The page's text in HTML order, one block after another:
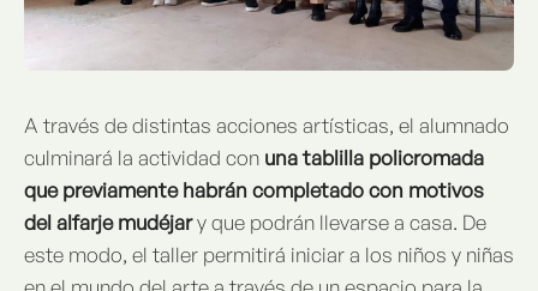
A través de distintas acciones artísticas, el alumnado
culminará la actividad con una tablilla policromada
que previamente habrán completado con motivos
del alfarje mudéjary que podrán llevarse a casa. De
este modo, el taller permitirá iniciar a los niños y niñas